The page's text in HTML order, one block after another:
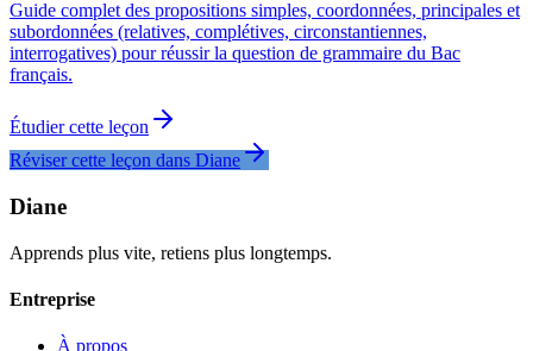
Guide complet des propositions simples, coordonnées, principales et
subordonnées (relatives, complétives, circonstantiennes,
interrogatives) pour réussir la question de grammaire du Bac
français.
Étudier cette leçon
Réviser cette leçon dans Diane
Diane
Apprends plus vite, retiens plus longtemps.
Entreprise
À propos